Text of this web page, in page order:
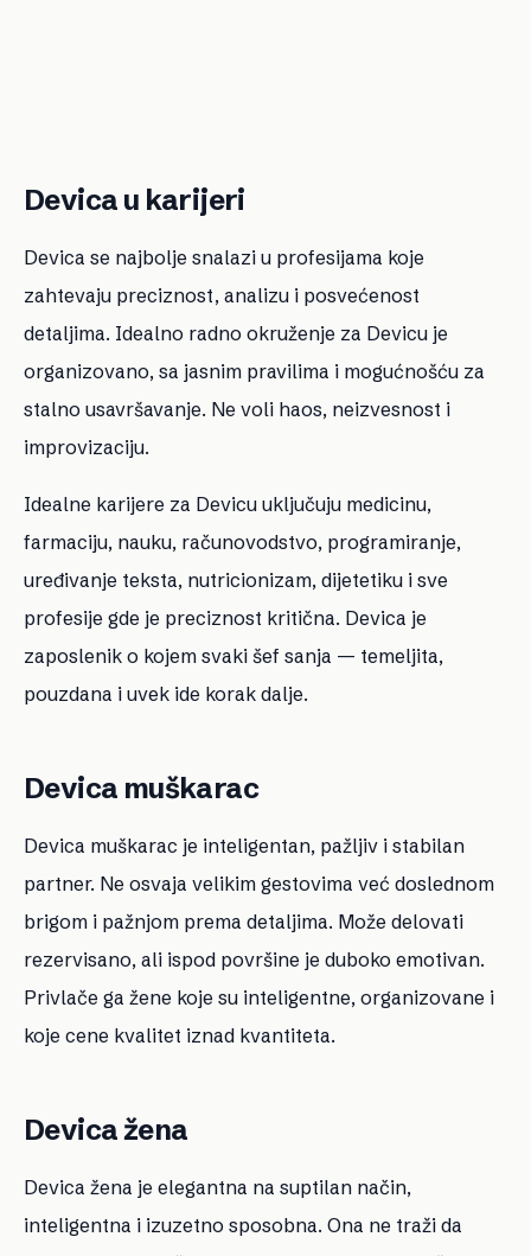
Devica u karijeri
Devica se najbolje snalazi u profesijama koje
zahtevaju preciznost, analizu i posvećenost
detaljima. Idealno radno okruženje za Devicu je
organizovano, sa jasnim pravilima i mogućnošću za
stalno usavršavanje. Ne voli haos, neizvesnost i
improvizaciju.
Idealne karijere za Devicu uključuju medicinu,
farmaciju, nauku, računovodstvo, programiranje,
uređivanje teksta, nutricionizam, dijetetiku i sve
profesije gde je preciznost kritična. Devica je
zaposlenik o kojem svaki šef sanja — temeljita,
pouzdana i uvek ide korak dalje.
Devica muškarac
Devica muškarac je inteligentan, pažljiv i stabilan
partner. Ne osvaja velikim gestovima već doslednom
brigom i pažnjom prema detaljima. Može delovati
rezervisano, ali ispod površine je duboko emotivan.
Privlače ga žene koje su inteligentne, organizovane i
koje cene kvalitet iznad kvantiteta.
Devica žena
Devica žena je elegantna na suptilan način,
inteligentna i izuzetno sposobna. Ona ne traži da